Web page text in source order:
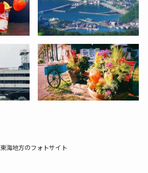
東海地方のフォトサイト